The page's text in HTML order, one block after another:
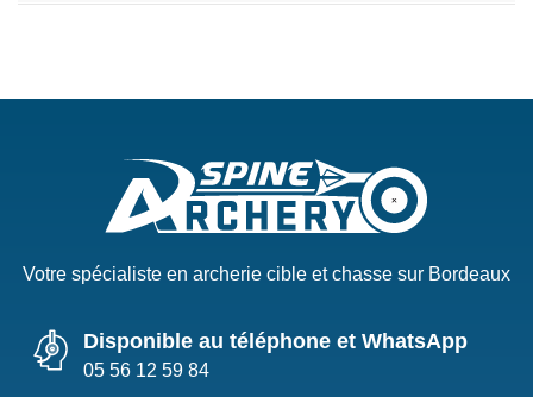
Votre spécialiste en archerie cible et chasse sur Bordeaux
Disponible au téléphone et WhatsApp
05 56 12 59 84